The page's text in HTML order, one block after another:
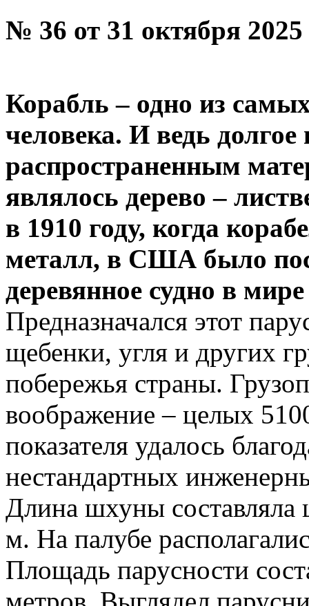
№ 36 от 31 октября
Корабль – одно из
человека. И ведь
распространенным
являлось дерево –
в 1910 году, когда
металл, в США было
деревянное судно в
Предназначался этот
щебенки, угля и других
побережья страны.
воображение – целых
показателя удалось
нестандартных
Длина шхуны
м. На палубе
Площадь парусности